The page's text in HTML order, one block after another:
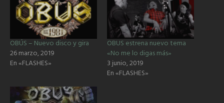
OBÚS – Nuevo disco y gira
26 marzo, 2019
En «FLASHES»
OBUS estrena nuevo tema
«No me lo digas más»
3 junio, 2019
En «FLASHES»